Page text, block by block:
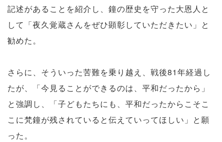
記述があることを紹介し、鐘の歴史を守った大恩人と
して「夜久覚蔵さんをぜひ顕彰していただきたい」と
勧めた。
さらに、そういった苦難を乗り越え、戦後81年経過し
たが、「今見ることができるのは、平和だったから」
と強調し、「子どもたちにも、平和だったからこそこ
こに梵鐘が残されていると伝えていってほしい」と願
った。